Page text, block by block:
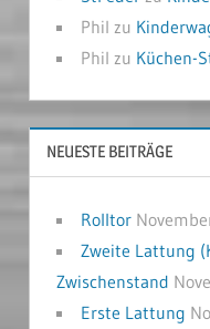
Phil zu
Phil zu Küchen-
NEUESTE BEITRÄGE
Rolltor
Zweite Lattung
Zwischenstand
Erste Lattung